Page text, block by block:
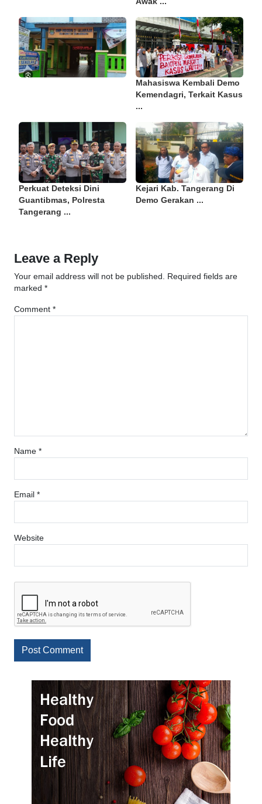
Mahasiswa Kembali Demo
Kemendagri, Terkait Kasus
...
Perkuat Deteksi Dini
Guantibmas, Polresta
Tangerang ...
Kejari Kab. Tangerang Di
Demo Gerakan ...
Leave a Reply
Your email address will not be published.
Required fields are
marked *
Comment *
Name *
Email *
Website